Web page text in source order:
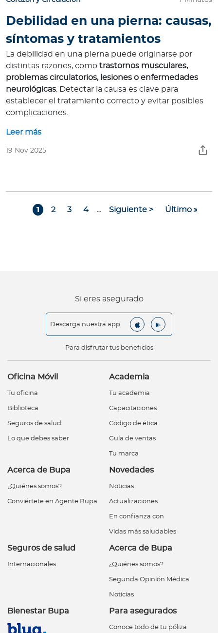
Debilidad en una pierna: causas,
síntomas y tratamientos
La debilidad en una pierna puede originarse por
distintas razones, como trastornos musculares,
problemas circulatorios, lesiones o enfermedades
neurológicas. Detectar la causa es clave para
establecer el tratamiento correcto y evitar posibles
complicaciones.
Leer más
19 Nov 2025
Page
1 Page
2 Page
3 Page
4 … Siguiente página
Siguiente > Última
Último »
Si eres asegurado
Descarga nuestra app
Para disfrutar tus beneficios
Oficina Móvil
Tu oficina
Biblioteca
Seguros de salud
Lo que debes saber
Academia
Tu academia
Capacitaciones
Código de ética
Guía de ventas
Tu marca
Acerca de Bupa
¿Quiénes somos?
Conviértete en Agente Bupa
Novedades
Noticias
Actualizaciones
En confianza con
Vidas más saludables
Seguros de salud
Internacionales
Acerca de Bupa
¿Quiénes somos?
Segunda Opinión Médica
Noticias
Bienestar Bupa Para asegurados
Conoce todo de tu póliza